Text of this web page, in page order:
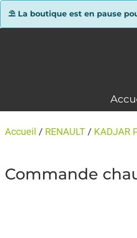
⛱ La boutique est en pause
Accueil / RENAULT / KADJAR
Commande
Panneau de gestion des